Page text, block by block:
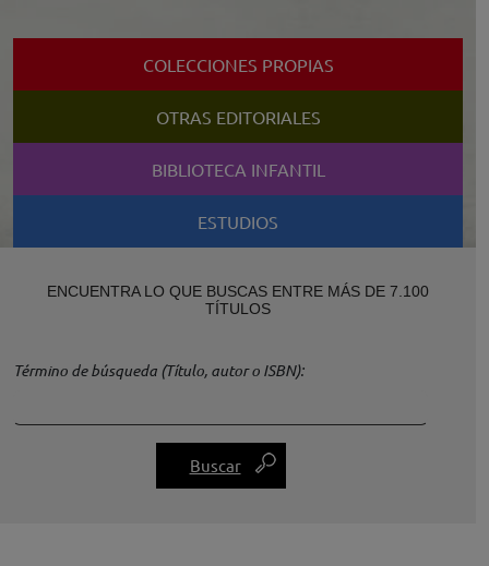
COLECCIONES PROPIAS
OTRAS EDITORIALES
BIBLIOTECA INFANTIL
ESTUDIOS
ENCUENTRA LO QUE BUSCAS ENTRE MÁS DE 7.100
TÍTULOS
Término de búsqueda (Título, autor o ISBN)